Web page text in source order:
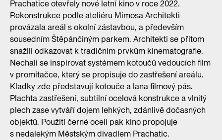
Prachatice otevřely nové letní kino v roce 2022.
Rekonstrukce podle ateliéru Mimosa Architekti
provázala areál s okolní zástavbou, a především
sousedním Štěpánčiným parkem. Architekti se přitom
snažili odkazovat k tradičním prvkům kinematografie.
Nechali se inspirovat systémem kotoučů vedoucích film
v promítačce, který se propisuje do zastřešení areálu.
Kladky zde představují kotouče a lana filmový pás.
Plachta zastřešení, subtilní ocelová konstrukce a vlnitý
plech zase vytváří dojem lehkých, zdánlivě dočasných
objektů. Použití černé oceli pak kino propojuje
s nedalekým Městským divadlem Prachatic.